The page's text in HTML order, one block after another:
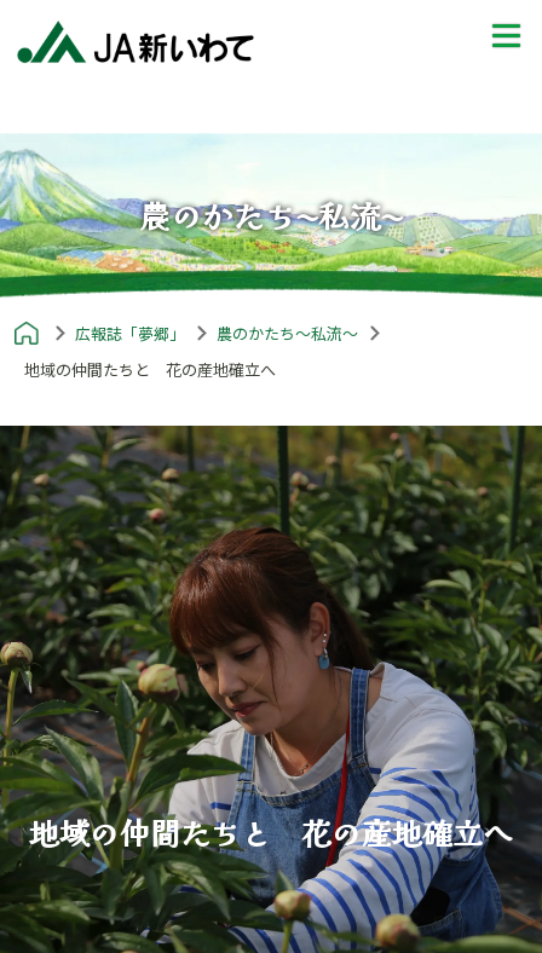
農のかたち〜私流〜
広報誌「夢郷」
農のかたち〜私流〜
地域の仲間たちと 花の産地確立へ
地域の仲間たちと 花の産地確立へ